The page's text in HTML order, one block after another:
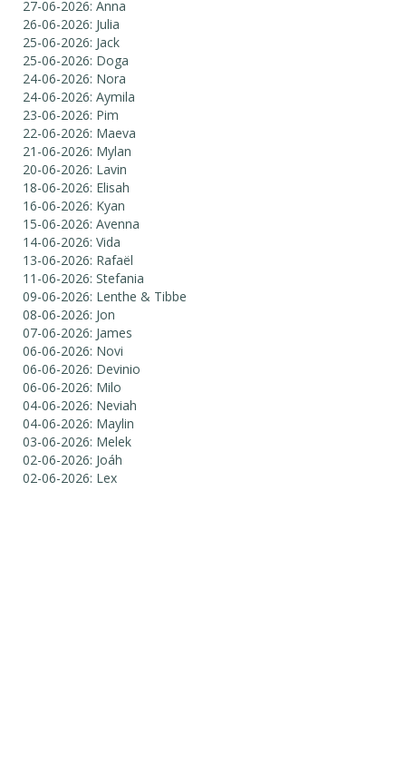
27-06-2026: Anna
26-06-2026: Julia
25-06-2026: Jack
25-06-2026: Doga
24-06-2026: Nora
24-06-2026: Aymila
23-06-2026: Pim
22-06-2026: Maeva
21-06-2026: Mylan
20-06-2026: Lavin
18-06-2026: Elisah
16-06-2026: Kyan
15-06-2026: Avenna
14-06-2026: Vida
13-06-2026: Rafaël
11-06-2026: Stefania
09-06-2026: Lenthe & Tibbe
08-06-2026: Jon
07-06-2026: James
06-06-2026: Novi
06-06-2026: Devinio
06-06-2026: Milo
04-06-2026: Neviah
04-06-2026: Maylin
03-06-2026: Melek
02-06-2026: Joáh
02-06-2026: Lex